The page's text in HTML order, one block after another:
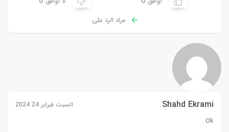
مراد الرد على
Shahd Ekrami السبت فبراير 24 2024
Ok